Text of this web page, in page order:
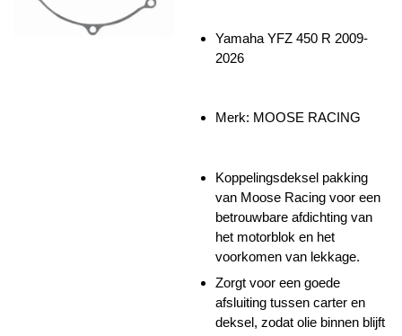
Yamaha YFZ 450 R 2009-
2026
Merk: MOOSE RACING
Koppelingsdeksel pakking
van Moose Racing voor een
betrouwbare afdichting van
het motorblok en het
voorkomen van lekkage.
Zorgt voor een goede
afsluiting tussen carter en
deksel, zodat olie binnen blijft